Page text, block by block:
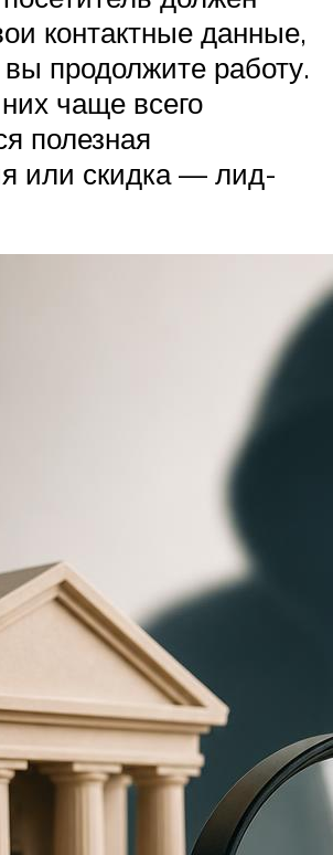
контактные данные,
продолжите работу.
чаще всего
полезная
или скидка — лид-